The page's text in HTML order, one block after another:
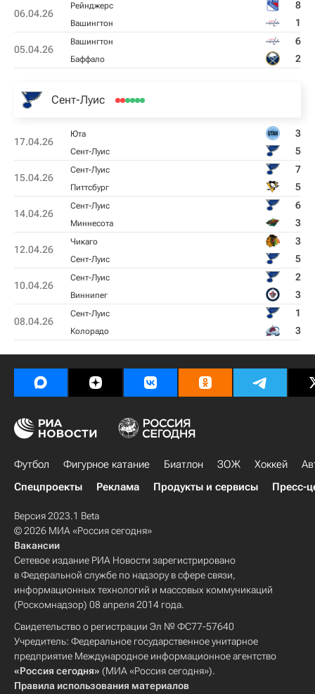
06.04.26
Рейнджерс 8
Вашингтон 1
05.04.26
Вашингтон 6
Баффало 2
Сент-Луис
17.04.26
Юта 3
Сент-Луис 5
15.04.26
Сент-Луис 7
Питтсбург 5
14.04.26
Сент-Луис 6
Миннесота 3
12.04.26
Чикаго 3
Сент-Луис 5
10.04.26
Сент-Луис 2
Виннипег 3
08.04.26
Сент-Луис 1
Колорадо 3
Футбол Фигурное катание Биатлон ЗОЖ Хоккей
Спецпроекты
Реклама Продукты и сервисы Пресс-
Версия 2023.1 Beta
© 2026 МИА «Россия сегодня»
Вакансии
Сетевое издание РИА Новости зарегистрировано
в Федеральной службе по надзору в сфере связи,
информационных технологий и массовых коммуникаций
(Роскомнадзор) 08 апреля 2014 года.
Свидетельство о регистрации Эл № ФС77-57640
Учредитель: Федеральное государственное унитарное
предприятие Международное информационное агентство
«Россия сегодня» (МИА «Россия сегодня»).
Правила использования материалов